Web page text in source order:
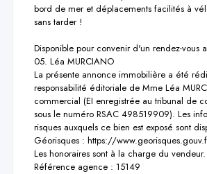
bord de mer et déplacements facilités à
sans tarder !
Disponible pour convenir d'un rendez-vous
05. Léa MURCIANO
La présente annonce immobilière a été
responsabilité éditoriale de Mme Léa
commercial (EI enregistrée au tribunal de
sous le numéro RSAC 498519909). Les
risques auxquels ce bien est exposé sont
Géorisques : https://
Les honoraires sont à la charge du vendeur.
Référence agence : 15149